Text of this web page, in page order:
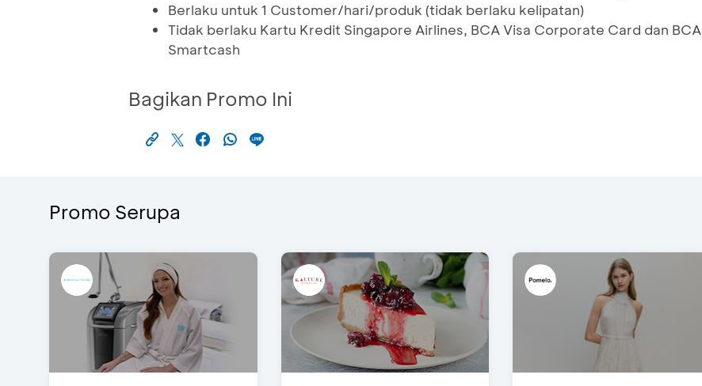
Berlaku untuk 1 Customer/hari/produk (tidak berlaku kelipatan)
Tidak berlaku Kartu Kredit Singapore Airlines, BCA Visa Corporate Card dan BCA
Smartcash
Bagikan Promo Ini
Promo Serupa